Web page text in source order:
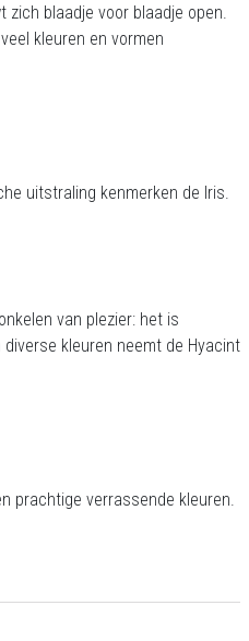
blaadje voor blaadje open.
kleuren en vormen
uitstraling kenmerken de Iris.
van plezier: het is
kleuren neemt de Hyacint
prachtige verrassende kleuren.